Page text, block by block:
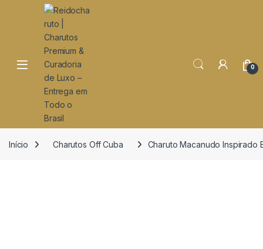
Open 0
Início Charutos Off Cuba Charuto Macanudo Inspirado